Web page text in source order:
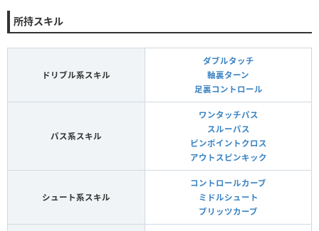
所持スキル
ドリブル系スキル
ダブルタッチ
軸裏ターン
足裏コントロール
パス系スキル
ワンタッチパス
スルーパス
ピンポイントクロス
アウトスピンキック
シュート系スキル
コントロールカーブ
ミドルシュート
ブリッツカーブ